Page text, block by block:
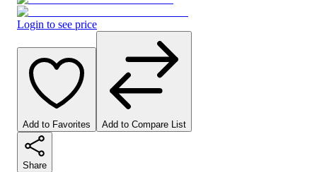
Login to see price
Add to Favorites Add to Compare List
Share